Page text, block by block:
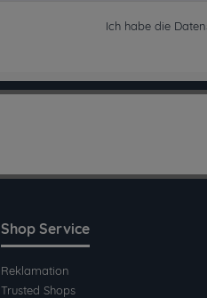
Ich habe die
Shop Service
Reklamation
Trusted Shops